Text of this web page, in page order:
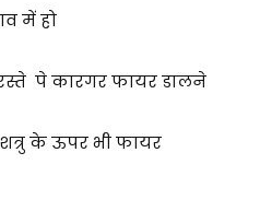
में हो
पे कारगर फायर डालने
के ऊपर भी फायर